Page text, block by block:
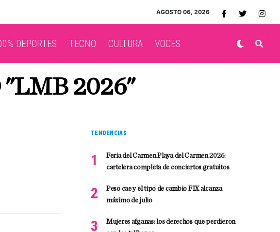
AGOSTO 06, 2026
DEPORTES TECNO CULTURA VOCES
"LMB 2026"
TENDENCIAS
Feria del Carmen Playa del Carmen 2026:
cartelera completa de conciertos gratuitos
Peso cae y el tipo de cambio FIX alcanza
máximo de julio
Mujeres afganas: los derechos que perdieron